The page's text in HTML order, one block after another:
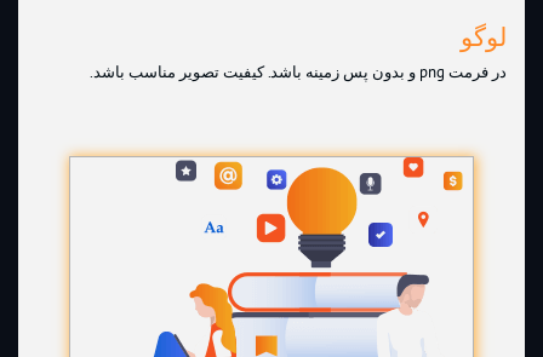
لوگو
در فرمت png و بدون پس زمینه باشد. کیفیت تصویر مناسب باشد.